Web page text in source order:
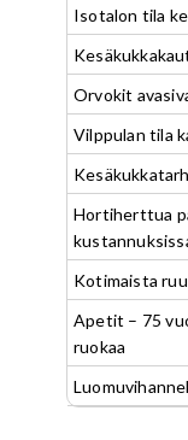
Isotalon tila
Orvokit
Vilppulan tila
Hortiherttua
Kotimaista
Apetit – 75
ruokaa